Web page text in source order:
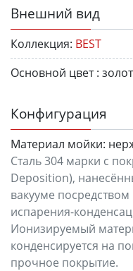
Внешний вид
Коллекция: BEST
Основной цвет :
Конфигурация
Материал мойки:
Сталь 304 марки с
Deposition),
вакууме
испарения-
Ионизируемый
конденсируется на
прочное покрытие.